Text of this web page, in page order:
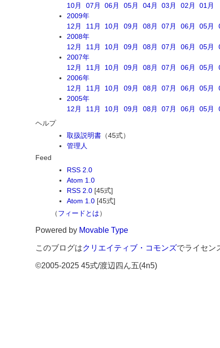
10月
07月 06月 05月 04月 03月 02月
01月
2009年
12月
11月 10月 09月 08月 07月 06月 05月
2008年
12月
11月 10月 09月 08月 07月 06月 05月
2007年
12月
11月 10月 09月 08月 07月 06月 05月
2006年
12月
11月 10月 09月 08月 07月 06月 05月
2005年
12月
11月 10月 09月 08月 07月 06月 05月
ヘルプ
取扱説明書 （45式）
管理人
Feed
RSS 2.0
Atom 1.0
RSS 2.0 [45式]
Atom 1.0 [45式]
（フィードとは）
Powered by Movable Type
このブログはクリエイティブ・コモンズでライセン
©2005-2025 45式/渡辺四ん五(4n5)